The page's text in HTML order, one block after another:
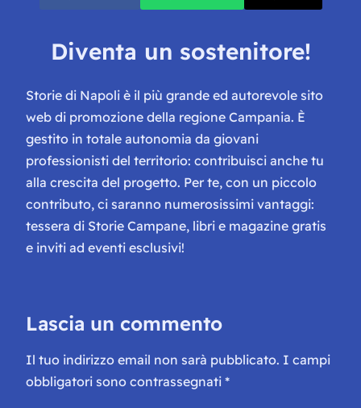
Diventa un sostenitore!
Storie di Napoli è il più grande ed autorevole sito
web di promozione della regione Campania. È
gestito in totale autonomia da giovani
professionisti del territorio: contribuisci anche tu
alla crescita del progetto. Per te, con un piccolo
contributo, ci saranno numerosissimi vantaggi:
tessera di Storie Campane, libri e magazine gratis
e inviti ad eventi esclusivi!
Lascia un commento
Il tuo indirizzo email non sarà pubblicato. I campi
obbligatori sono contrassegnati *